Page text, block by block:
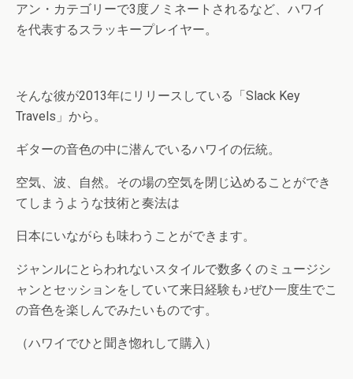
アン・カテゴリーで3度ノミネートされるなど、ハワイ
を代表するスラッキープレイヤー。
そんな彼が2013年にリリースしている「Slack Key
Travels」から。
ギターの音色の中に潜んでいるハワイの伝統。
空気、波、自然。その場の空気を閉じ込めることができ
てしまうような技術と奏法は
日本にいながらも味わうことができます。
ジャンルにとらわれないスタイルで数多くのミュージシ
ャンとセッションをしていて来日経験も♪ぜひ一度生でこ
の音色を楽しんでみたいものです。
（ハワイでひと聞き惚れして購入）